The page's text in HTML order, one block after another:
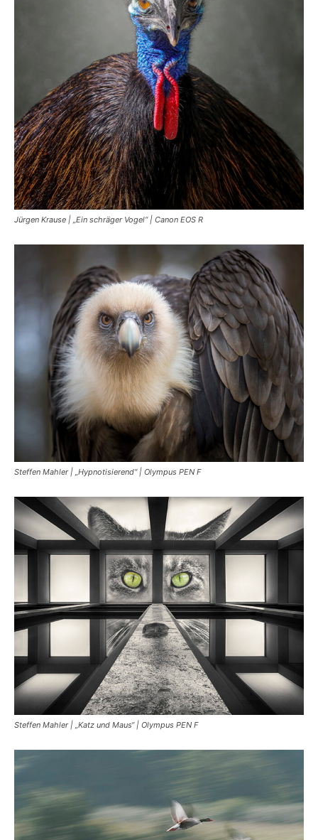
Jürgen Krause | „Ein schräger Vogel“ | Canon EOS R
Steffen Mahler | „Hypnotisierend“ | Olympus PEN F
Steffen Mahler | „Katz und Maus“ | Olympus PEN F